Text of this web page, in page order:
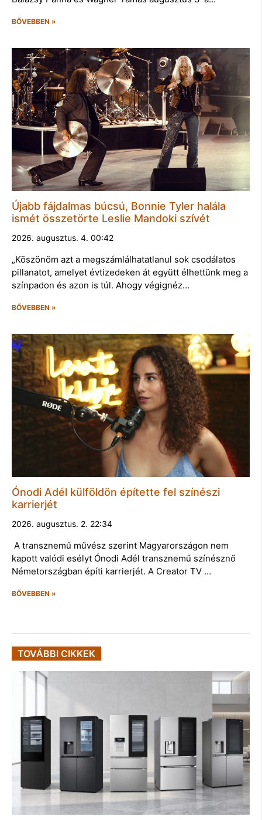
BŐVEBBEN »
Újabb fájdalmas búcsú, Bonnie Tyler halála
ismét összetörte Leslie Mandoki szívét
2026. augusztus. 4. 00:42
„Köszönöm azt a megszámlálhatatlanul sok csodálatos
pillanatot, amelyet évtizedeken át együtt élhettünk meg a
színpadon és azon is túl. Ahogy végignéz…
BŐVEBBEN »
Ónodi Adél külföldön építette fel színészi
karrierjét
2026. augusztus. 2. 22:34
A transznemű művész szerint Magyarországon nem
kapott valódi esélyt Ónodi Adél transznemű színésznő
Németországban építi karrierjét. A Creator TV …
BŐVEBBEN »
TOVÁBBI CIKKEK